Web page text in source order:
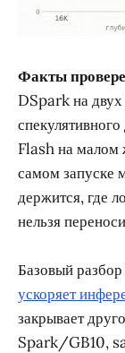
Факты
DSpark на
Flash на малом
самом запуске
держится, где
нельзя
Базовый
ускоряет
закрывает
Spark/GB10,